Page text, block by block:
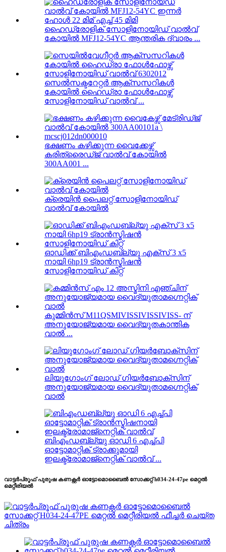
ഹൈഡ്രോളിക് സോളിനോയിഡ് വാൽവ്
കോയിൽ MFJ12-54YC ആന്തരിക ദ്വാരം ...
സെൽസക്ടറേറ്റർ ആക്സസറികൾ
കോയിൽ ഹൈഡ്രാ ഫോൾഫോഴ്സ്
സോളിനോയിഡ് വാൽവ് ...
ഭക്ഷണം കഴിക്കുന്ന വൈക്കേഴ്സ്
കരിത്രൈഡ്ജ് വാൽവ് കോയിൽ
300AA001 ...
ക്രെയിൻ പൈലറ്റ് സോളിനോയിഡ്
വാൽവ് കോയിൽ
ഓഡിക്ക് ബിഎംഡബ്ല്യു എക്സ് 3 x5
നായി 6hp19 ട്രാൻസ്മിഷൻ
സോളിനോയിഡ് കിറ്റ്
കുമ്മിൻസ് M11QSMIVISSIVISSIVISS- ന്
അനുയോജ്യമായ വൈദ്യുതകാന്തിക
വാൽ ...
ലിയുഗോംഗ് ലോഡ് ഗിയർബോക്സിന്
അനുയോജ്യമായ വൈദ്യുതാമഗ്നെറ്റിക്
വാൽ
ബിഎംഡബ്ല്യു ഓഡി 6 എച്ച്പി
ഓട്ടോമാറ്റിക് ട്രാക്കുമായി
ഇലക്ട്രോമാജ്നെറ്റിക് വാൽവ് ...
വാട്ടർപ്രൂഫ് പുരുഷ കണക്റ്റർ ഓട്ടോമൊബൈൽ സോക്കറ്റ് h034-24-47pe മെറ്റൽ
മെറ്റീരിയൽ